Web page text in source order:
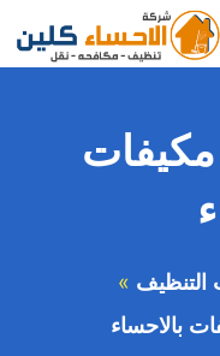
التنظيف
بالاحساء